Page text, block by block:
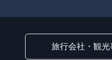
旅行会社・観